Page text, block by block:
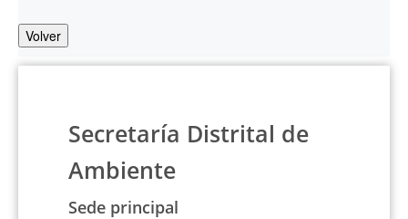
Volver
Secretaría Distrital de
Ambiente
Sede principal